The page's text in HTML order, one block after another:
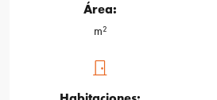
Área:
m²